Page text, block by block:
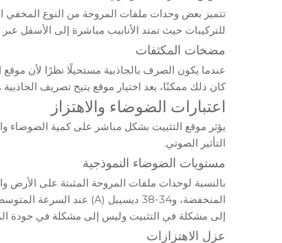
تتميز بعض وحدات ملفات المروحة من النوع
للتركيبات حيث تمتد الأنابيب مباشرة إلى الأسفل
مضخات المكثفات
عندما يكون الصرف بالجاذبية مستحيلًا نظرًا لأن
كان ذلك ممكنًا، يعد اختيار موقع يتيح تصريف الجاذبية
اعتبارات الضوضاء والاهتزاز
يؤثر موقع التثبيت بشكل مباشر على كمية الضوضاء
التأثير الصوتي.
مستويات الضوضاء النموذجية
المنخفضة، و34-38 ديسيبل (A) عند السرعة المتوسطة، و40-45 ديسيبل (A) عند السرعة العالية
إلى مشكلة في التثبيت وليس إلى مشكلة في جودة
عزل الاهتزازات